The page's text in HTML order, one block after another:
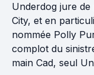
Underdog jure
City, et en
nommée Polly
complot du
main Cad, seul